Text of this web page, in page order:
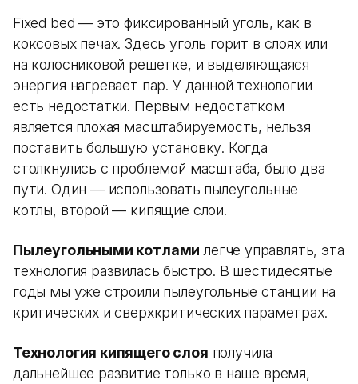
Fixed bed — это фиксированный уголь, как в
коксовых печах. Здесь уголь горит в слоях или
на колосниковой решетке, и выделяющаяся
энергия нагревает пар. У данной технологии
есть недостатки. Первым недостатком
является плохая масштабируемость, нельзя
поставить большую установку. Когда
столкнулись с проблемой масштаба, было два
пути. Один — использовать пылеугольные
котлы, второй — кипящие слои.
Пылеугольными котлами легче управлять, эта
технология развилась быстро. В шестидесятые
годы мы уже строили пылеугольные станции на
критических и сверхкритических параметрах.
Технология кипящего слоя получила
дальнейшее развитие только в наше время,